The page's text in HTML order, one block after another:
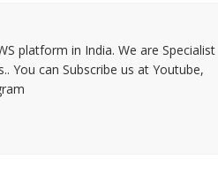
platform in India. We are Specialist
You can Subscribe us at Youtube,